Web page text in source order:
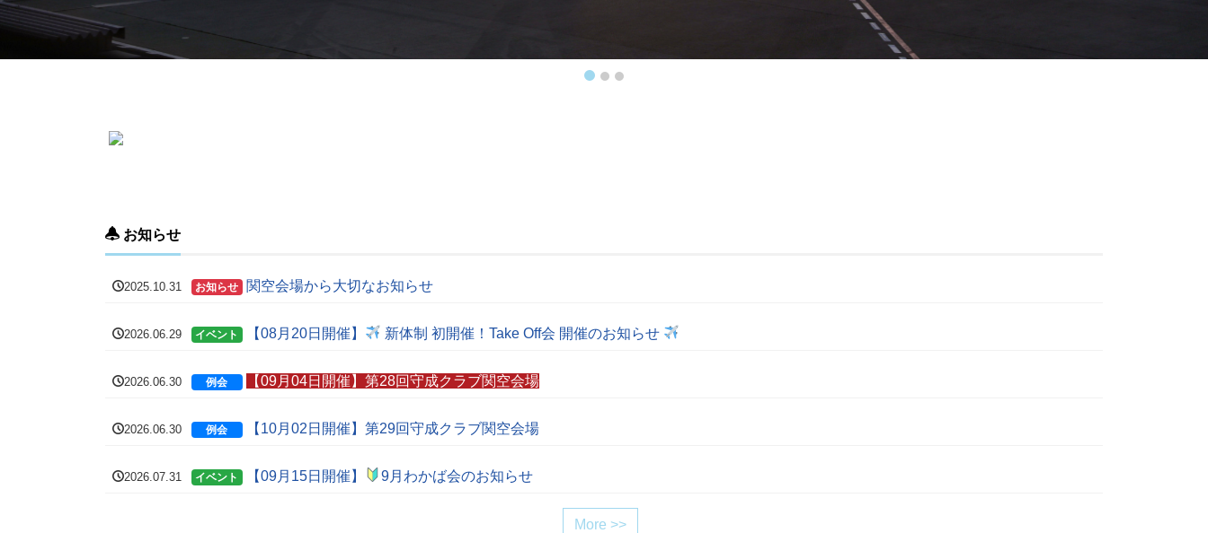
お知らせ
2025.10.31 お知らせ 関空会場から大切なお知らせ
2026.06.29 イベント 【08月20日開催】 新体制 初開催！Take Off会 開催のお知らせ
2026.06.30 例会 【09月04日開催】第28回守成クラブ関空会場
2026.06.30 例会 【10月02日開催】第29回守成クラブ関空会場
2026.07.31 イベント 【09月15日開催】 9月わかば会のお知らせ
More >>